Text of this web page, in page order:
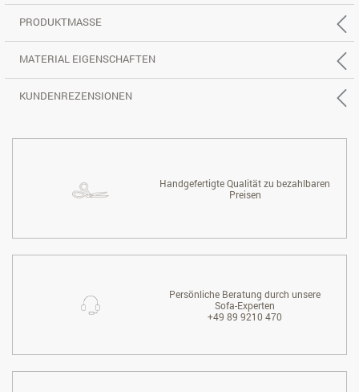
PRODUKTMASSE
MATERIAL EIGENSCHAFTEN
KUNDENREZENSIONEN
Handgefertigte Qualität zu bezahlbaren
Preisen
Persönliche Beratung durch unsere
Sofa-Experten
+49 89 9210 470